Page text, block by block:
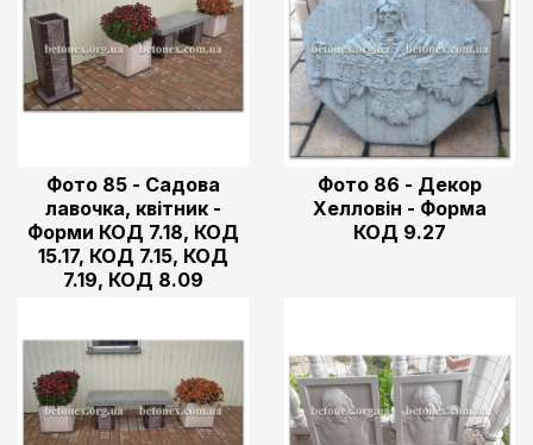
Фото 85 - Садова
лавочка, квітник -
Форми КОД 7.18, КОД
15.17, КОД 7.15, КОД
7.19, КОД 8.09
Фото 86 - Декор
Хелловін - Форма
КОД 9.27